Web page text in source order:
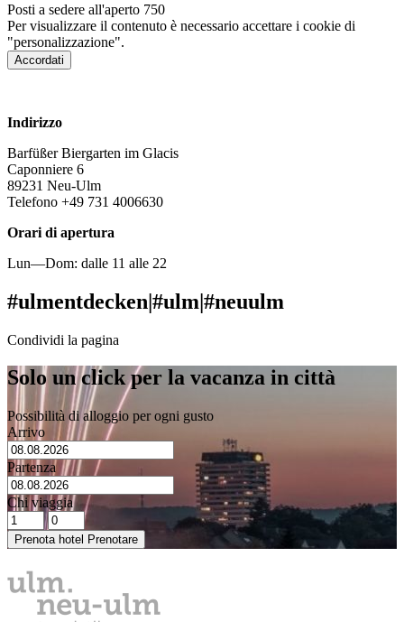
Posti a sedere all'aperto 750
Per visualizzare il contenuto è necessario accettare i cookie di
"personalizzazione".
Accordati
Indirizzo
Barfüßer Biergarten im Glacis
Caponniere 6
89231 Neu-Ulm
Telefono +49 731 4006630
Orari di apertura
Lun—Dom: dalle 11 alle 22
#ulmentdecken|#ulm|#neuulm
Condividi la pagina
Solo un click per la vacanza in città
Possibilità di alloggio per ogni gusto
Arrivo
Partenza
Chi viaggia
Prenota hotel Prenotare